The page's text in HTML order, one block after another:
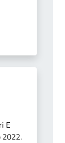
E
2022.